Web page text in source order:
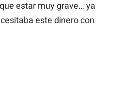
estar muy grave… ya
este dinero con